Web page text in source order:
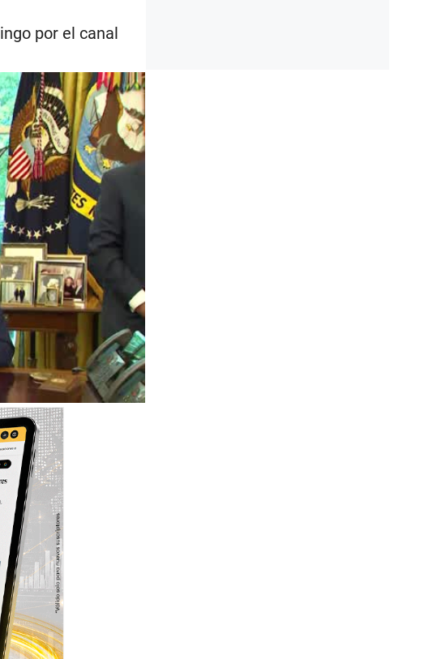
por el canal
Perspectivas de reunión Putin-Zelensky para la paz en Ucrania se desvanecen con Rusia